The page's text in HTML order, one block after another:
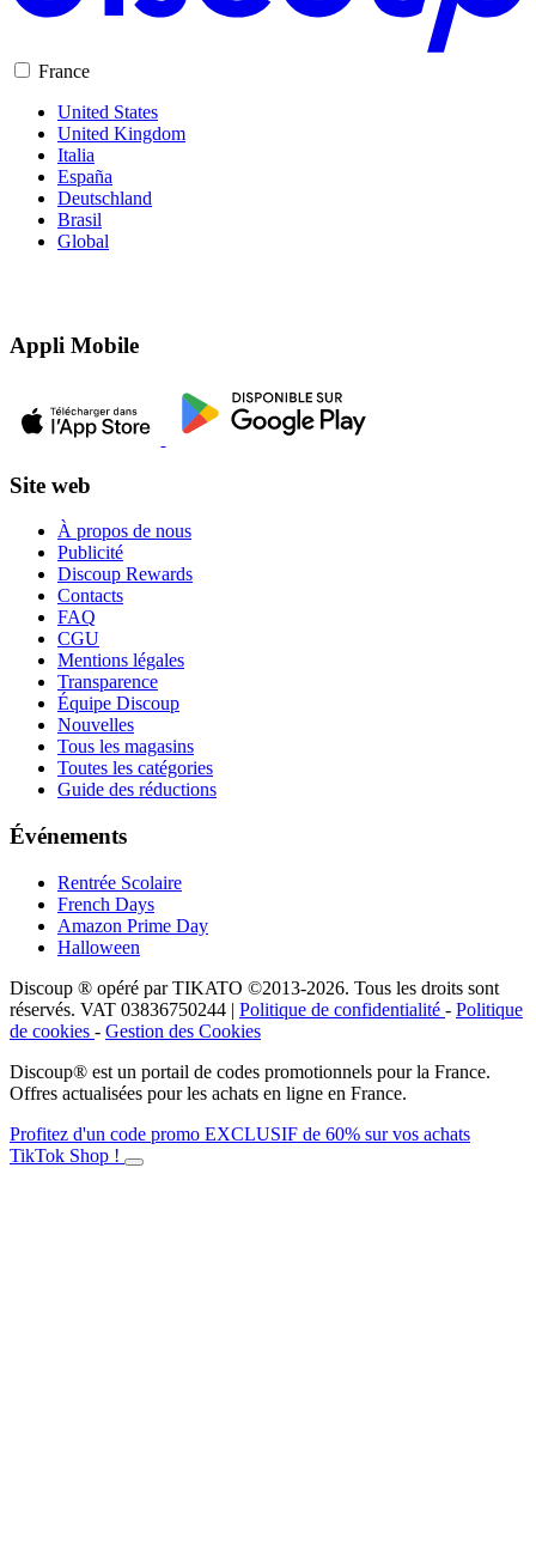
France
United States
United Kingdom
Italia
España
Deutschland
Brasil
Global
Appli Mobile
Site web
À propos de nous
Publicité
Discoup Rewards
Contacts
FAQ
CGU
Mentions légales
Transparence
Équipe Discoup
Nouvelles
Tous les magasins
Toutes les catégories
Guide des réductions
Événements
Rentrée Scolaire
French Days
Amazon Prime Day
Halloween
Discoup ® opéré par TIKATO ©2013-2026. Tous les droits sont
réservés. VAT 03836750244 | Politique de confidentialité - Politique
de cookies - Gestion des Cookies
Discoup® est un portail de codes promotionnels pour la France.
Offres actualisées pour les achats en ligne en France.
Profitez d'un code promo EXCLUSIF de 60% sur vos achats
TikTok Shop !